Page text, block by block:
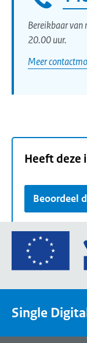
Bereikbaar
20.00 uur.
Meer
Heeft deze
Beoordeel
Single